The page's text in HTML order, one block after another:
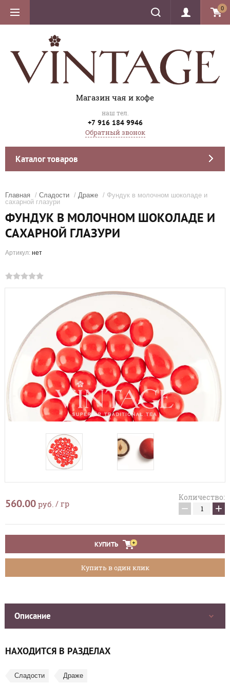
0
Магазин чая и кофе
наш тел.
+7 916 184 9946
Обратный звонок
Каталог товаров
Главная / Сладости / Драже / Фундук в молочном шоколаде и
сахарной глазури
ФУНДУК В МОЛОЧНОМ ШОКОЛАДЕ И
САХАРНОЙ ГЛАЗУРИ
Артикул: нет
560.00 руб. / гр
Количество:
− +
КУПИТЬ
Купить в один клик
Описание
НАХОДИТСЯ В РАЗДЕЛАХ
Сладости Драже